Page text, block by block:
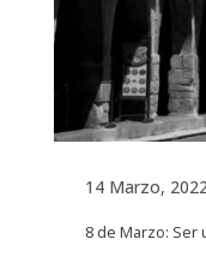
14 Marzo,
8 de Marzo: